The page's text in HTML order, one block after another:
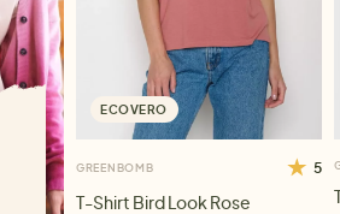
ECOVERO
GREENBOMB 5
T-Shirt Bird Look Rose